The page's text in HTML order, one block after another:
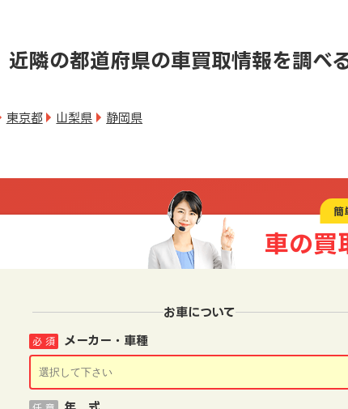
近隣の都道府県の車買取情報を調べ
東京都 山梨県 静岡県
簡
車の買
お車について
メーカー・車種
必 須